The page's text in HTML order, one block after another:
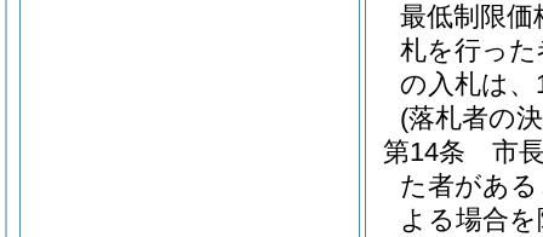
最低制限
札を行っ
の入札は
(落札者の
第14条
市
た者があ
よる場合